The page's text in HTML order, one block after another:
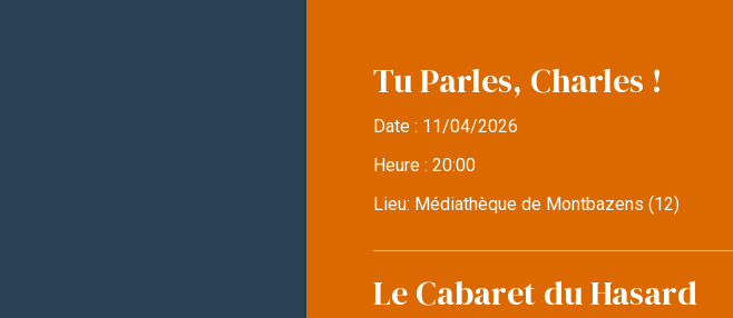
Tu Parles, Charles !
Date : 11/04/2026
Heure :20:00
Lieu: Médiathèque de Montbazens (12)
Le Cabaret du Hasard